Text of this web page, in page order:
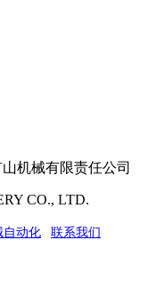
机械有限责任公司
CO., LTD.
自动化 联系我们